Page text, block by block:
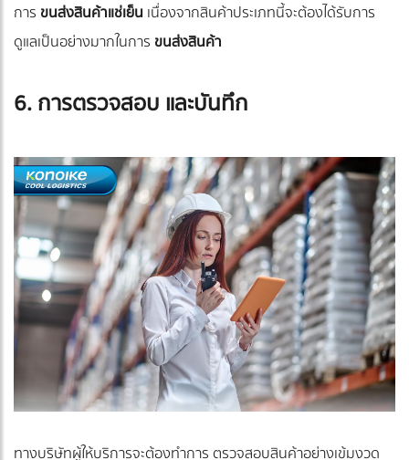
การ ขนส่งสินค้าแช่เย็นเนื่องจากสินค้าประเภทนี้จะต้องได้รับการ
ดูแลเป็นอย่างมากในการ ขนส่งสินค้า
6. การตรวจสอบ และบันทึก
ทางบริษัทผู้ให้บริการจะต้องทำการ ตรวจสอบสินค้าอย่างเข้มงวด